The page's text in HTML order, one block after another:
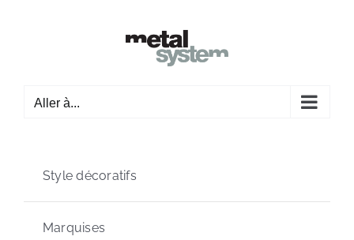
Aller à...
Style décoratifs
Marquises